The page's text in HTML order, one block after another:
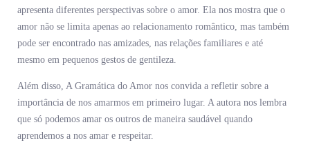
apresenta diferentes perspectivas sobre o amor. Ela nos mostra que o
amor não se limita apenas ao relacionamento romântico, mas também
pode ser encontrado nas amizades, nas relações familiares e até
mesmo em pequenos gestos de gentileza.
Além disso, A Gramática do Amor nos convida a refletir sobre a
importância de nos amarmos em primeiro lugar. A autora nos lembra
que só podemos amar os outros de maneira saudável quando
aprendemos a nos amar e respeitar.